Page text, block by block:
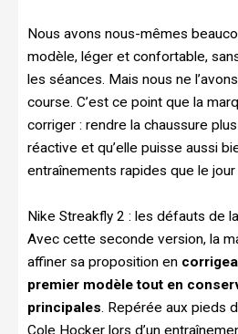
Nous avons nous-mêmes
modèle, léger et confortable,
les séances. Mais nous ne
course. C’est ce point que la
corriger : rendre la chaussure
réactive et qu’elle puisse aussi
entraînements rapides que le
Nike Streakfly 2 : les défauts de
Avec cette seconde version, la
affiner sa proposition en
premier modèle tout en
principales. Repérée aux pieds
Cole Hocker lors d’un